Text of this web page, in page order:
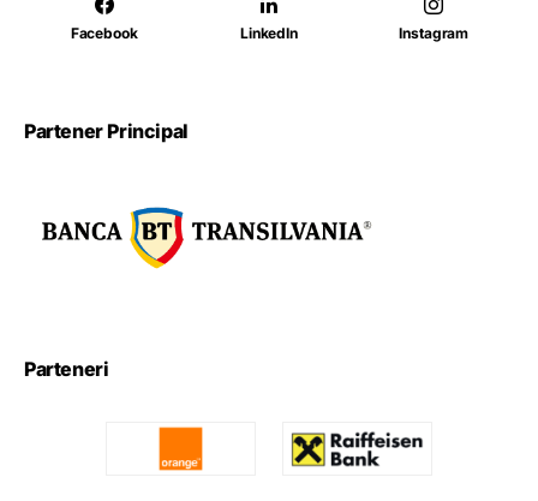
Facebook LinkedIn Instagram
Partener Principal
Parteneri